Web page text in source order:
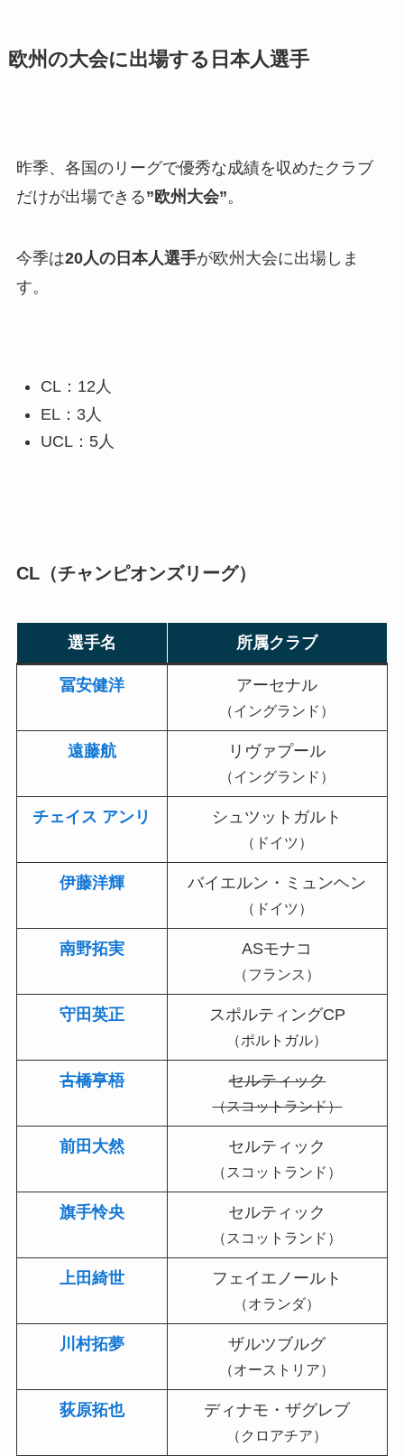
欧州の大会に出場する日本人選手
昨季、各国のリーグで優秀な成績を収めたクラブ
だけが出場できる”欧州大会”。
今季は20人の日本人選手が欧州大会に出場しま
す。
CL：12人
EL：3人
UCL：5人
CL（チャンピオンズリーグ）
選手名 所属クラブ
冨安健洋 アーセナル
（イングランド）
遠藤航 リヴァプール
（イングランド）
チェイス アンリ シュツットガルト
（ドイツ）
伊藤洋輝 バイエルン・ミュンヘン
（ドイツ）
南野拓実 ASモナコ
（フランス）
守田英正 スポルティングCP
（ポルトガル）
古橋亨梧 セルティック
（スコットランド）
前田大然 セルティック
（スコットランド）
旗手怜央 セルティック
（スコットランド）
上田綺世 フェイエノールト
（オランダ）
川村拓夢 ザルツブルグ
（オーストリア）
荻原拓也 ディナモ・ザグレブ
（クロアチア）